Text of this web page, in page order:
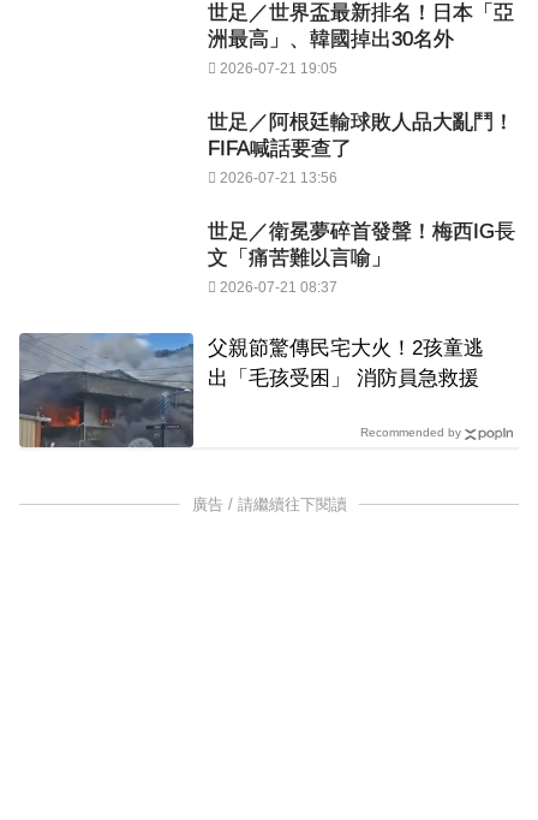
世足／世界盃最新排名！日本「亞
洲最高」、韓國掉出30名外
2026-07-21 19:05
世足／阿根廷輸球敗人品大亂鬥！
FIFA喊話要查了
2026-07-21 13:56
世足／衛冕夢碎首發聲！梅西IG長
文「痛苦難以言喻」
2026-07-21 08:37
父親節驚傳民宅大火！2孩童逃
出「毛孩受困」 消防員急救援
Recommended by
廣告 / 請繼續往下閱讀